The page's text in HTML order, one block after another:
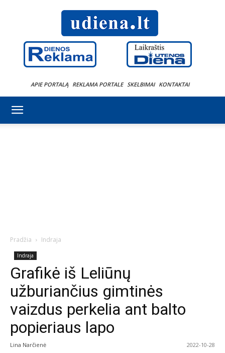
APIE PORTALĄ REKLAMA PORTALE SKELBIMAI KONTAKTAI
Pradžia Indraja
Indraja
Grafikė iš Leliūnų
užburiančius gimtinės
vaizdus perkelia ant balto
popieriaus lapo
Lina Narčienė 2022-10-28